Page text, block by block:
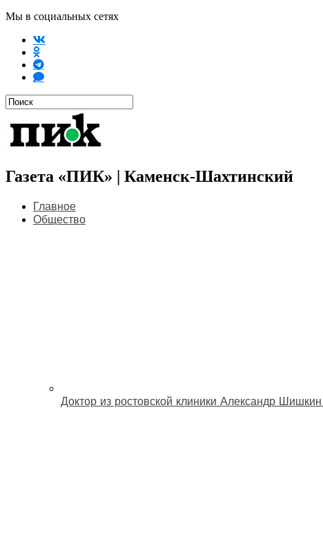
Мы в социальных сетях
Газета «ПИК» | Каменск-Шахтинский
Главное
Общество
Доктор из ростовской клиники Александр